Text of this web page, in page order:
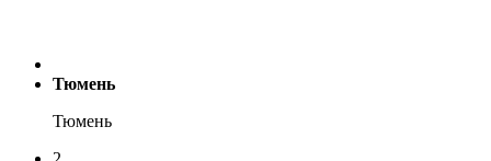
Тюмень
Тюмень